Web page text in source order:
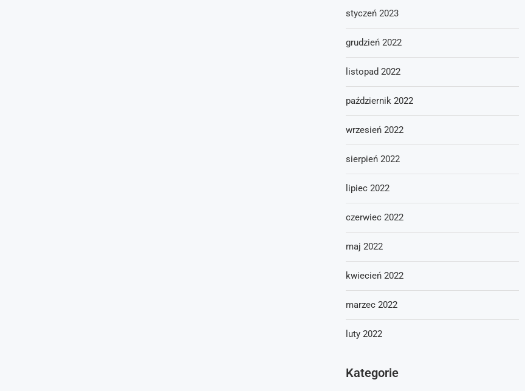
styczeń 2023
grudzień 2022
listopad 2022
październik 2022
wrzesień 2022
sierpień 2022
lipiec 2022
czerwiec 2022
maj 2022
kwiecień 2022
marzec 2022
luty 2022
Kategorie